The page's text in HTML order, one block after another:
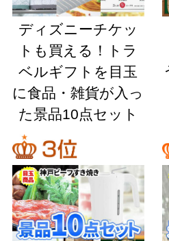
ディズニーチケッ
トも買える！トラ
ベルギフトを目玉
に食品・雑貨が入っ
た景品10点セット